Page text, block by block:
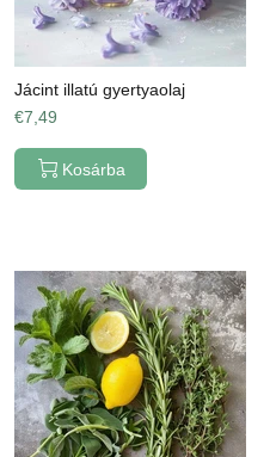
Jácint illatú gyertyaolaj
€7,49
Kosárba